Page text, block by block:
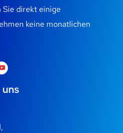
Sie direkt einige
keine monatlichen
uns